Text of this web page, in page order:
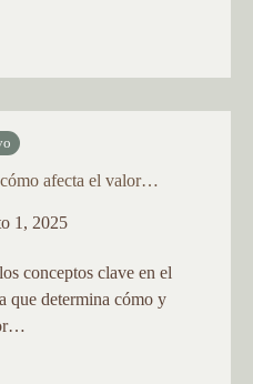
afecta el valor…
1, 2025
conceptos clave en el
que determina cómo y